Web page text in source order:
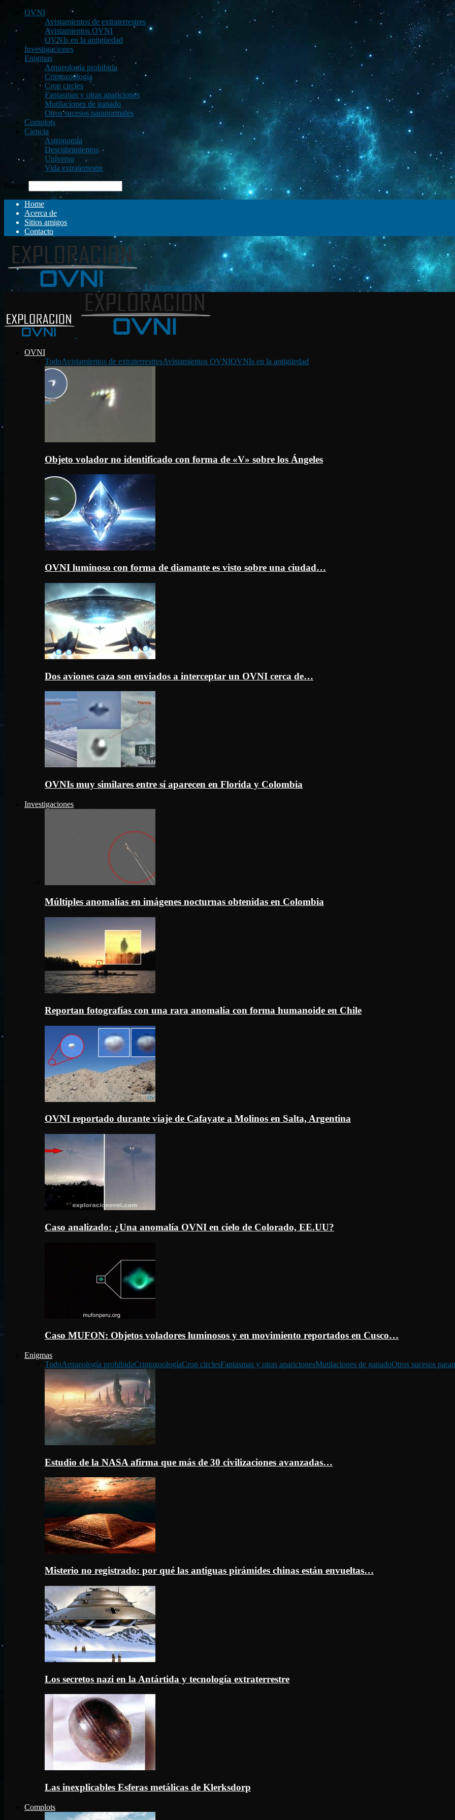
OVNI
Avistamientos de extraterrestres
Avistamientos OVNI
OVNIs en la antigüedad
Investigaciones
Enigmas
Arqueología prohibida
Criptozoología
Crop circles
Fantasmas y otras apariciones
Mutilaciones de ganado
Otros sucesos paranormales
Complots
Ciencia
Astronomía
Descubrimientos
Universo
Vida extraterrestre
Buscar
Home
Acerca de
Sitios amigos
Contacto
Exploración OVNI
OVNI
TodoAvistamientos de extraterrestresAvistamientos OVNIOVNIs en la antigüedad
Objeto volador no identificado con forma de «V» sobre los Ángeles
OVNI luminoso con forma de diamante es visto sobre una ciudad…
Dos aviones caza son enviados a interceptar un OVNI cerca de…
OVNIs muy similares entre sí aparecen en Florida y Colombia
Investigaciones
Múltiples anomalías en imágenes nocturnas obtenidas en Colombia
Reportan fotografías con una rara anomalía con forma humanoide en Chile
OVNI reportado durante viaje de Cafayate a Molinos en Salta, Argentina
Caso analizado: ¿Una anomalía OVNI en cielo de Colorado, EE.UU?
Caso MUFON: Objetos voladores luminosos y en movimiento reportados en Cusco…
Enigmas
TodoArqueología prohibidaCriptozoologíaCrop circlesFantasmas y otras aparicionesMutilaciones de ganadoOtros sucesos
Estudio de la NASA afirma que más de 30 civilizaciones avanzadas…
Misterio no registrado: por qué las antiguas pirámides chinas están envueltas…
Los secretos nazi en la Antártida y tecnología extraterrestre
Las inexplicables Esferas metálicas de Klerksdorp
Complots